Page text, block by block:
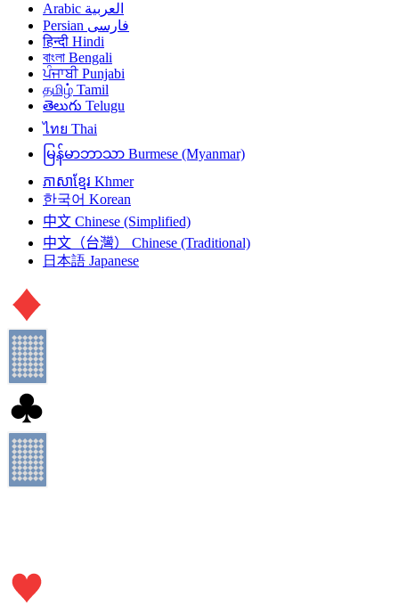
العربية Arabic
فارسی Persian
हिन्दी Hindi
বাংলা Bengali
ਪੰਜਾਬੀ Punjabi
தமிழ் Tamil
తెలుగు Telugu
ไทย Thai
မြန်မာဘာသာ Burmese (Myanmar)
ភាសាខ្មែរ Khmer
한국어 Korean
中文 Chinese (Simplified)
中文（台灣）
Chinese (Traditional)
日本語 Japanese